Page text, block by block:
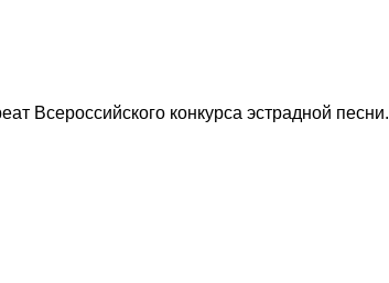
Всероссийского конкурса эстрадной песни.